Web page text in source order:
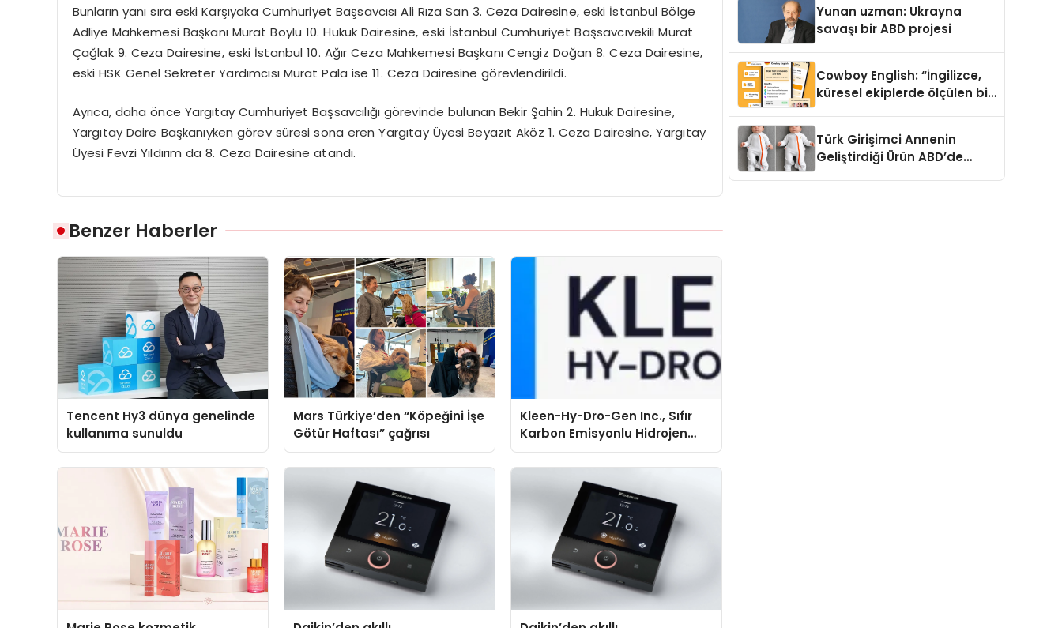
Bunların yanı sıra eski Karşıyaka Cumhuriyet Başsavcısı Ali Rıza San 3. Ceza Dairesine, eski İstanbul Bölge
Adliye Mahkemesi Başkanı Murat Boylu 10. Hukuk Dairesine, eski İstanbul Cumhuriyet Başsavcıvekili Murat
Çağlak 9. Ceza Dairesine, eski İstanbul 10. Ağır Ceza Mahkemesi Başkanı Cengiz Doğan 8. Ceza Dairesine,
eski HSK Genel Sekreter Yardımcısı Murat Pala ise 11. Ceza Dairesine görevlendirildi.
Ayrıca, daha önce Yargıtay Cumhuriyet Başsavcılığı görevinde bulunan Bekir Şahin 2. Hukuk Dairesine,
Yargıtay Daire Başkanıyken görev süresi sona eren Yargıtay Üyesi Beyazıt Aköz 1. Ceza Dairesine, Yargıtay
Üyesi Fevzi Yıldırım da 8. Ceza Dairesine atandı.
Benzer Haberler
Tencent Hy3 dünya genelinde
kullanıma sunuldu
Mars Türkiye’den “Köpeğini İşe
Götür Haftası” çağrısı
Kleen-Hy-Dro-Gen Inc., Sıfır
Karbon Emisyonlu Hidrojen
Isıtma Teknolojisinde ISO ve
TSSA Düzenleyici Onaylarını
Yunan uzman: Ukrayna
savaşı bir ABD projesi
Cowboy English: “İngilizce,
küresel ekiplerde ölçülen bir
Türk Girişimci Annenin
Geliştirdiği Ürün ABD’de